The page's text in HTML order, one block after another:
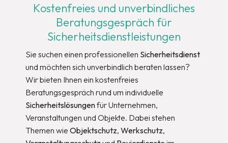
Kostenfreies und unverbindliches
Beratungsgespräch für
Sicherheitsdienstleistungen
Sie suchen einen professionellen Sicherheitsdienst
und möchten sich unverbindlich beraten lassen?
Wir bieten Ihnen ein kostenfreies
Beratungsgespräch rund um individuelle
Sicherheitslösungenfür Unternehmen,
Veranstaltungen und Objekte. Dabei stehen
Themen wie Objektschutz, Werkschutz,